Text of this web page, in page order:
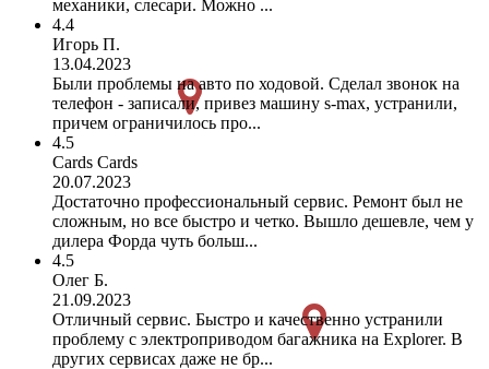
механики, слесари. Можно ...
4.4
Игорь П.
13.04.2023
Были проблемы на авто по ходовой. Сделал звонок на
телефон - записали, привез машину s-max, устранили,
причем ограничилось про...
4.5
Cards Cards
20.07.2023
Достаточно профессиональный сервис. Ремонт был не
сложным, но все быстро и четко. Вышло дешевле, чем у
дилера Форда чуть больш...
4.5
Олег Б.
21.09.2023
Отличный сервис. Быстро и качественно устранили
проблему с электроприводом багажника на Explorer. В
других сервисах даже не бр...